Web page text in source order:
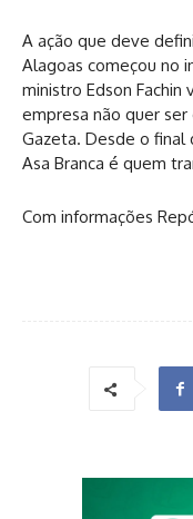
A ação que deve
Alagoas começou no
ministro Edson Fachin
empresa não quer
Gazeta. Desde o final
Asa Branca é quem
Com informações